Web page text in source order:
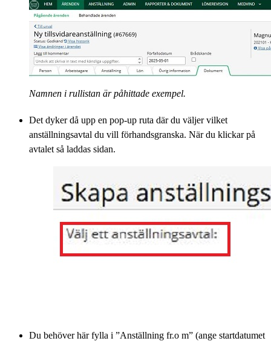
Namnen i rullistan är påhittade exempel.
Det dyker då upp en pop-up ruta där du väljer vilket
anställningsavtal du vill förhandsgranska. När du klickar på
avtalet så laddas sidan.
Du behöver här fylla i ”Anställning fr.o m” (ange startdatumet